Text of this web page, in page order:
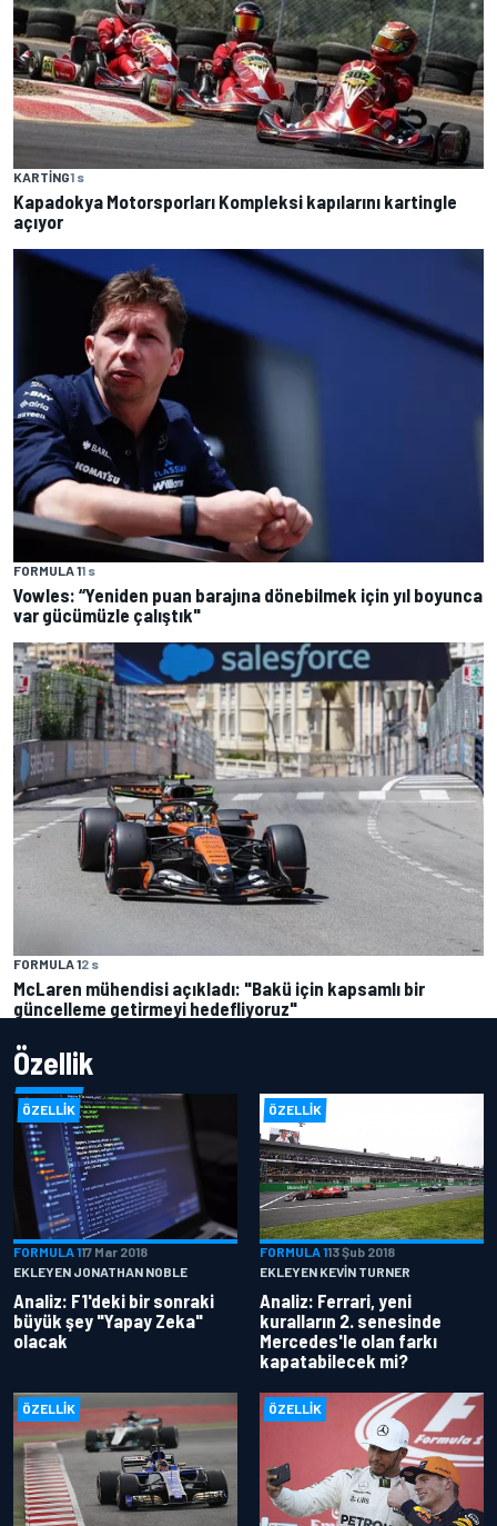
KARTING1 s
Kapadokya Motorsporları Kompleksi kapılarını kartingle
açıyor
FORMULA 11 s
Vowles: “Yeniden puan barajına dönebilmek için yıl boyunca
var gücümüzle çalıştık"
FORMULA 12 s
McLaren mühendisi açıkladı: "Bakü için kapsamlı bir
güncelleme getirmeyi hedefliyoruz"
Özellik
ÖZELLIK
FORMULA 117 Mar 2018
EKLEYEN JONATHAN NOBLE
Analiz: F1'deki bir sonraki
büyük şey "Yapay Zeka"
olacak
ÖZELLIK
FORMULA 113 Şub 2018
EKLEYEN KEVIN TURNER
Analiz: Ferrari, yeni
kuralların 2. senesinde
Mercedes'le olan farkı
kapatabilecek mi?
ÖZELLIK ÖZELLIK